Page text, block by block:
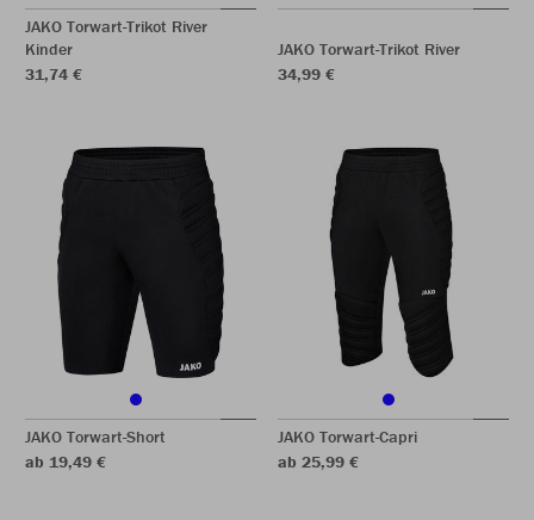
JAKO Torwart-Trikot River
Kinder
31,74 €
JAKO Torwart-Trikot River
34,99 €
JAKO Torwart-Short
ab 19,49 €
JAKO Torwart-Capri
ab 25,99 €